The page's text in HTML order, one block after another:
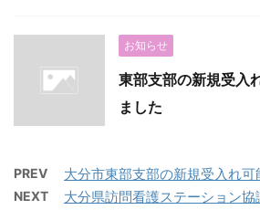
お知らせ
東部支部の新規受入
ました
PREV 大分市東部支部の新規受入れ
NEXT
大分県訪問看護ステーション